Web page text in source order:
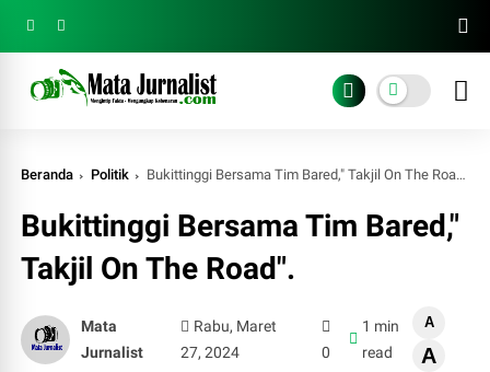
Beranda Politik Bukittinggi Bersama Tim Bared," Takjil On The Road".
Bukittinggi Bersama Tim Bared,"
Takjil On The Road".
Mata
Jurnalist
Rabu, Maret
27, 2024
0
1 min
read
A
A